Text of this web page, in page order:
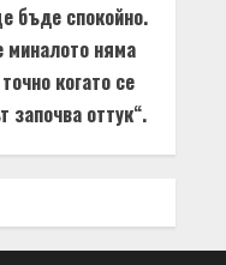
бъде спокойно.
миналото няма
когато се
започва оттук“.